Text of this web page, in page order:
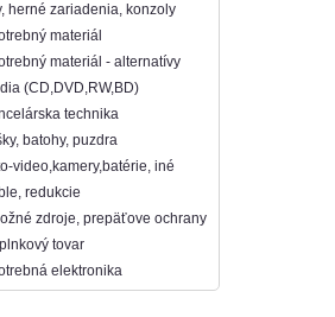
herné zariadenia, konzoly
materiál
materiál - alternatívy
(CD,DVD,RW,BD)
technika
batohy, puzdra
video,kamery,batérie, iné
redukcie
zdroje, prepäťove ochrany
tovar
elektronika